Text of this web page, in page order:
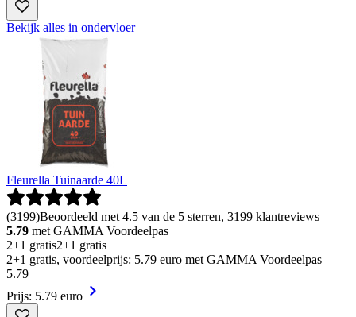
Bekijk alles in ondervloer
Fleurella Tuinaarde 40L
(3199)Beoordeeld met 4.5 van de 5 sterren, 3199 klantreviews
5.79 met GAMMA Voordeelpas
2+1 gratis2+1 gratis
2+1 gratis, voordeelprijs: 5.79 euro met GAMMA Voordeelpas
5.79
Prijs: 5.79 euro